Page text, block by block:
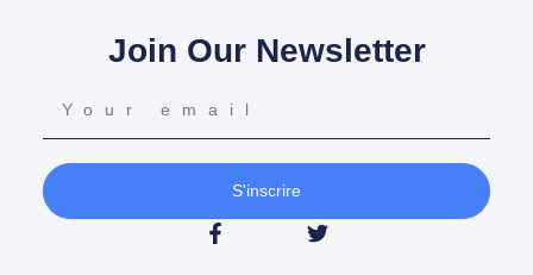
Join Our Newsletter
S'inscrire